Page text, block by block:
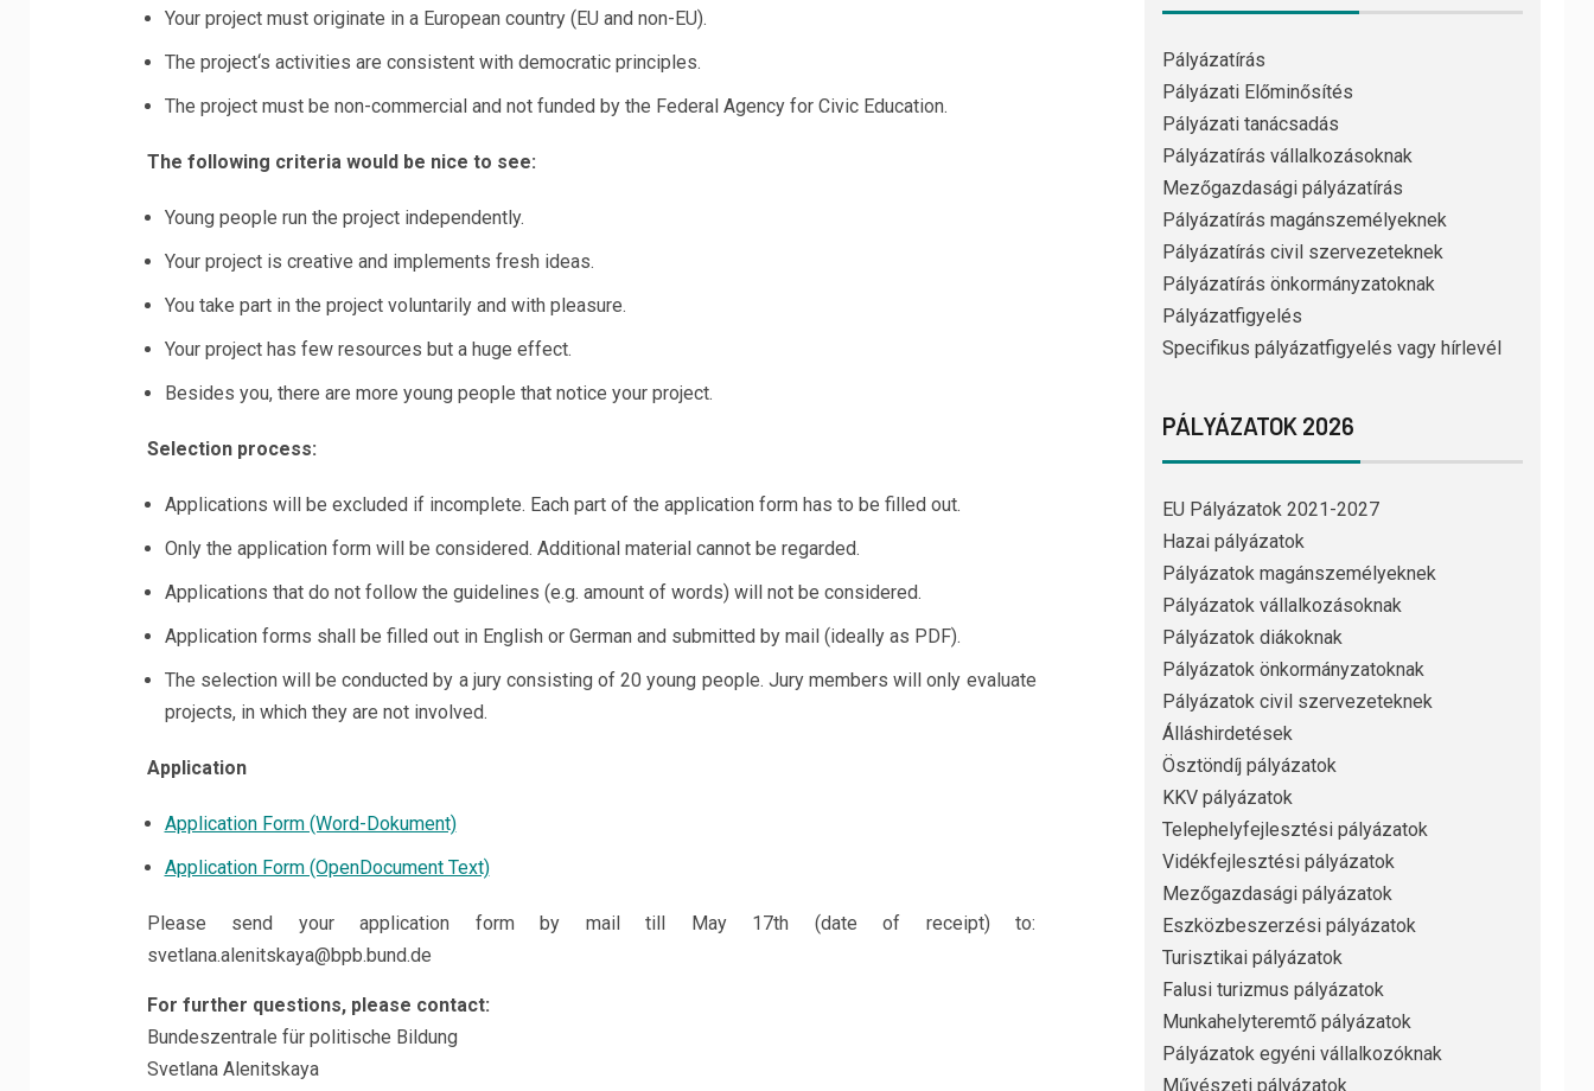
Your project must originate in a European country (EU and non-EU).
The project‘s activities are consistent with democratic principles.
The project must be non-commercial and not funded by the Federal Agency for Civic Education.
The following criteria would be nice to see:
Young people run the project independently.
Your project is creative and implements fresh ideas.
You take part in the project voluntarily and with pleasure.
Your project has few resources but a huge effect.
Besides you, there are more young people that notice your project.
Selection process:
Applications will be excluded if incomplete. Each part of the application form has to be filled out.
Only the application form will be considered. Additional material cannot be regarded.
Applications that do not follow the guidelines (e.g. amount of words) will not be considered.
Application forms shall be filled out in English or German and submitted by mail (ideally as PDF).
The selection will be conducted by a jury consisting of 20 young people. Jury members will only evaluate
projects, in which they are not involved.
Application
Application Form (Word-Dokument)
Application Form (OpenDocument Text)
Please send your application form by mail till May 17th (date of receipt) to:
svetlana.alenitskaya@bpb.bund.de
For further questions, please contact:
Bundeszentrale für politische Bildung
Svetlana Alenitskaya
Pályázatírás
Pályázati Előminősítés
Pályázati tanácsadás
Pályázatírás vállalkozásoknak
Mezőgazdasági pályázatírás
Pályázatírás magánszemélyeknek
Pályázatírás civil szervezeteknek
Pályázatírás önkormányzatoknak
Pályázatfigyelés
Specifikus pályázatfigyelés vagy hírlevél
PÁLYÁZATOK 2026
EU Pályázatok 2021-2027
Hazai pályázatok
Pályázatok magánszemélyeknek
Pályázatok vállalkozásoknak
Pályázatok diákoknak
Pályázatok önkormányzatoknak
Pályázatok civil szervezeteknek
Álláshirdetések
Ösztöndíj pályázatok
KKV pályázatok
Telephelyfejlesztési pályázatok
Vidékfejlesztési pályázatok
Mezőgazdasági pályázatok
Eszközbeszerzési pályázatok
Turisztikai pályázatok
Falusi turizmus pályázatok
Munkahelyteremtő pályázatok
Pályázatok egyéni vállalkozóknak
Művészeti pályázatok